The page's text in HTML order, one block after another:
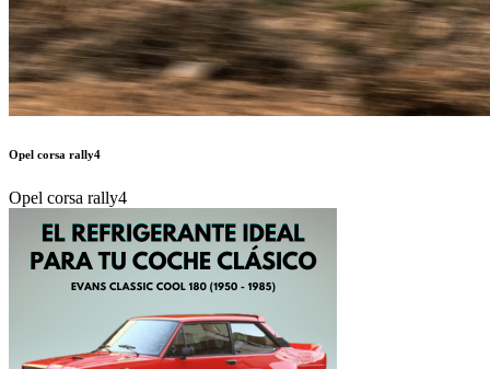
Opel corsa rally4
Opel corsa rally4